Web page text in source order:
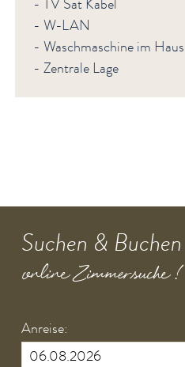
- TV Sat Kabel
- W-LAN
- Waschmaschine im Haus
- Zentrale Lage
Suchen & Buchen
online Zimmersuche !
Anreise: